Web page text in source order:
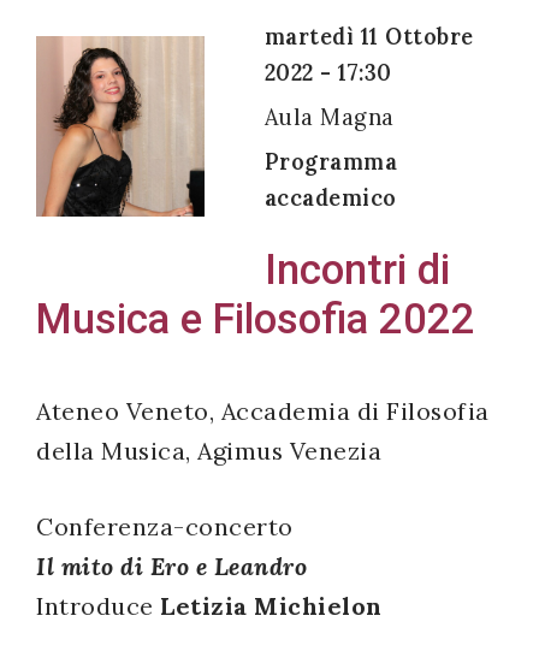
martedì 11 Ottobre
2022 - 17:30
Aula Magna
Programma
accademico
Incontri di
Musica e Filosofia 2022
Ateneo Veneto, Accademia di Filosofia
della Musica, Agimus Venezia
Conferenza-concerto
Il mito di Ero e Leandro
Introduce Letizia Michielon
newsletter:
all'uso dei
accordo
con il
legislativo
196/03